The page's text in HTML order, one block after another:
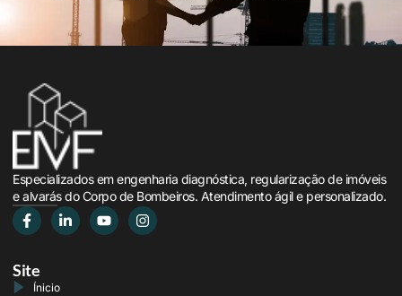
Especializados em engenharia diagnóstica, regularização de imóveis
e alvarás do Corpo de Bombeiros. Atendimento ágil e personalizado.
Site
Ínicio